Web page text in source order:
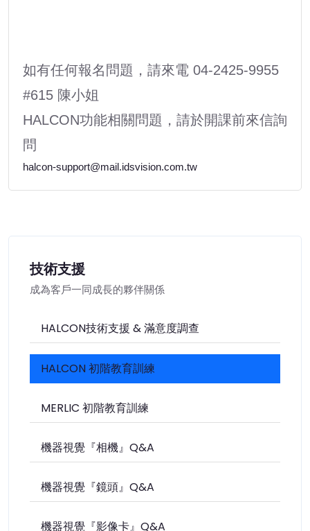
如有任何報名問題，請來電 04-2425-9955
#615 陳小姐
HALCON功能相關問題，請於開課前來信詢
問
halcon-support@mail.idsvision.com.tw
技術支援
成為客戶一同成長的夥伴關係
HALCON技術支援 & 滿意度調查
HALCON 初階教育訓練
MERLIC 初階教育訓練
機器視覺『相機』Q&A
機器視覺『鏡頭』Q&A
機器視覺『影像卡』Q&A